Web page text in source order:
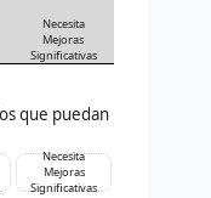
Necesita
Mejoras
Significativas
que puedan
Necesita
Mejoras
Significativas